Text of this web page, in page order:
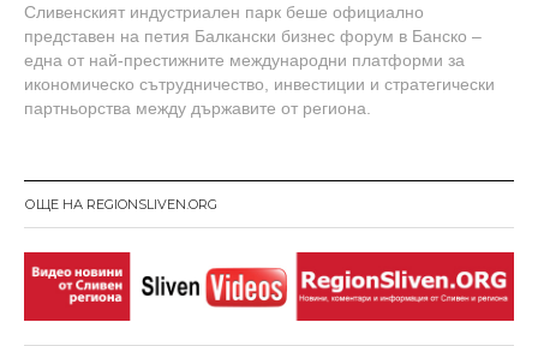
Сливенският индустриален парк беше официално
представен на петия Балкански бизнес форум в Банско –
една от най-престижните международни платформи за
икономическо сътрудничество, инвестиции и стратегически
партньорства между държавите от региона.
ОЩЕ НА REGIONSLIVEN.ORG